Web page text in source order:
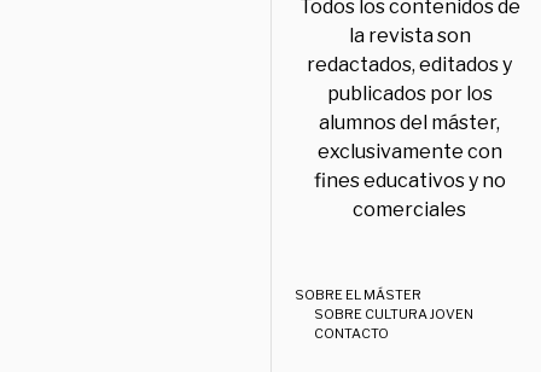
Todos los contenidos de
la revista son
redactados, editados y
publicados por los
alumnos del máster,
exclusivamente con
fines educativos y no
comerciales
SOBRE EL MÁSTER
SOBRE CULTURA JOVEN
CONTACTO